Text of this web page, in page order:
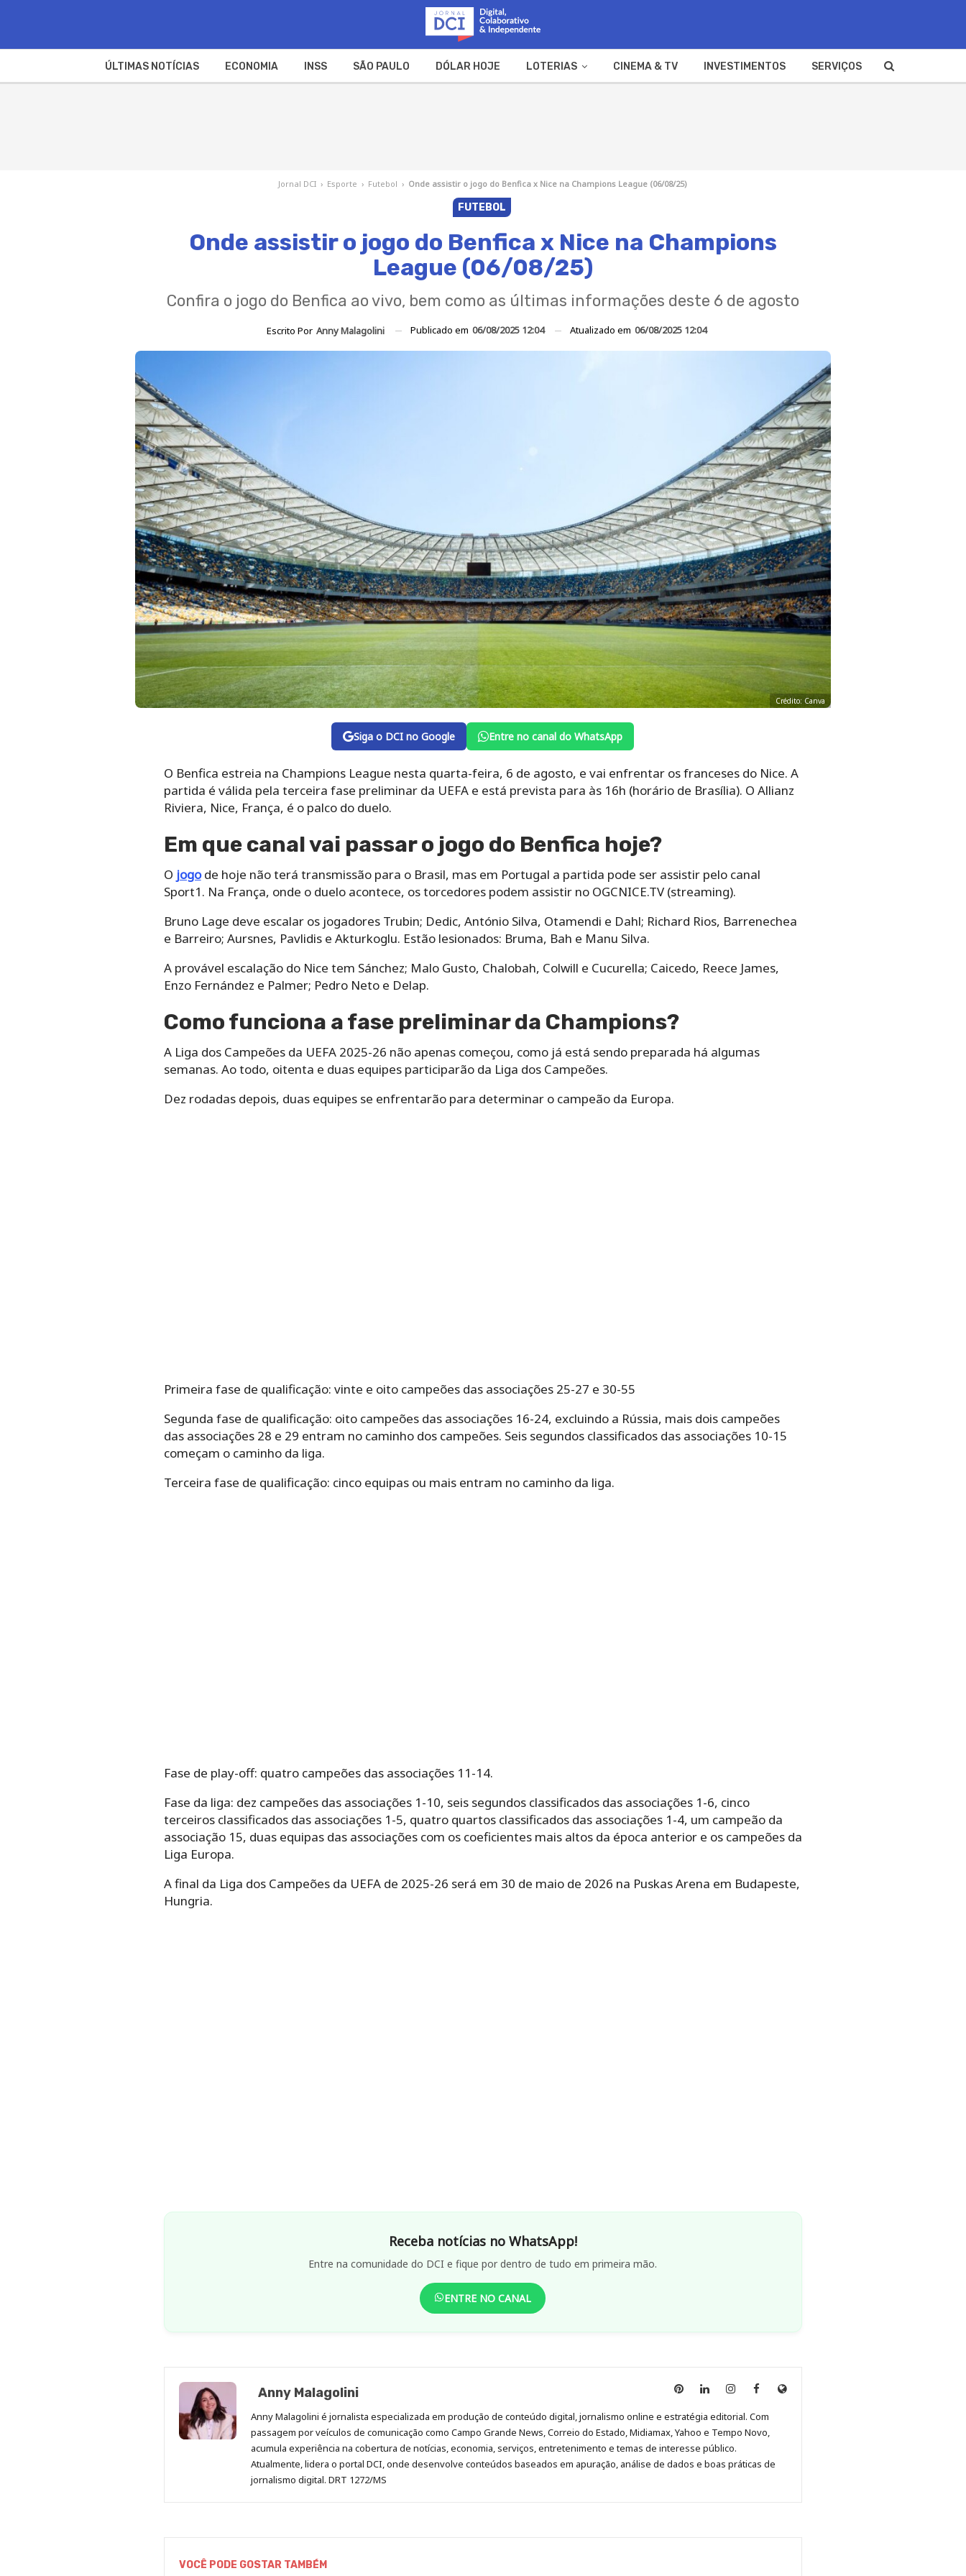
ÚLTIMAS NOTÍCIAS ECONOMIA INSS SÃO PAULO DÓLAR HOJE LOTERIAS CINEMA & TV INVESTIMENTOS SERVIÇOS
Jornal DCI › Esporte › Futebol › Onde assistir o jogo do Benfica x Nice na Champions League (06/08/25)
FUTEBOL
Onde assistir o jogo do Benfica x Nice na Champions
League (06/08/25)
Confira o jogo do Benfica ao vivo, bem como as últimas informações deste 6 de agosto
Escrito Por Anny Malagolini Publicado em 06/08/2025 12:04 Atualizado em 06/08/2025 12:04
Crédito: Canva
Siga o DCI no Google Entre no canal do WhatsApp
O Benfica estreia na Champions League nesta quarta-feira, 6 de agosto, e vai enfrentar os franceses do Nice. A
partida é válida pela terceira fase preliminar da UEFA e está prevista para às 16h (horário de Brasília). O Allianz
Riviera, Nice, França, é o palco do duelo.
Em que canal vai passar o jogo do Benfica hoje?
O jogode hoje não terá transmissão para o Brasil, mas em Portugal a partida pode ser assistir pelo canal
Sport1. Na França, onde o duelo acontece, os torcedores podem assistir no OGCNICE.TV (streaming).
Bruno Lage deve escalar os jogadores Trubin; Dedic, António Silva, Otamendi e Dahl; Richard Rios, Barrenechea
e Barreiro; Aursnes, Pavlidis e Akturkoglu. Estão lesionados: Bruma, Bah e Manu Silva.
A provável escalação do Nice tem Sánchez; Malo Gusto, Chalobah, Colwill e Cucurella; Caicedo, Reece James,
Enzo Fernández e Palmer; Pedro Neto e Delap.
Como funciona a fase preliminar da Champions?
A Liga dos Campeões da UEFA 2025-26 não apenas começou, como já está sendo preparada há algumas
semanas. Ao todo, oitenta e duas equipes participarão da Liga dos Campeões.
Dez rodadas depois, duas equipes se enfrentarão para determinar o campeão da Europa.
Primeira fase de qualificação: vinte e oito campeões das associações 25-27 e 30-55
Segunda fase de qualificação: oito campeões das associações 16-24, excluindo a Rússia, mais dois campeões
das associações 28 e 29 entram no caminho dos campeões. Seis segundos classificados das associações 10-15
começam o caminho da liga.
Terceira fase de qualificação: cinco equipas ou mais entram no caminho da liga.
Fase de play-off: quatro campeões das associações 11-14.
Fase da liga: dez campeões das associações 1-10, seis segundos classificados das associações 1-6, cinco
terceiros classificados das associações 1-5, quatro quartos classificados das associações 1-4, um campeão da
associação 15, duas equipas das associações com os coeficientes mais altos da época anterior e os campeões da
Liga Europa.
A final da Liga dos Campeões da UEFA de 2025-26 será em 30 de maio de 2026 na Puskas Arena em Budapeste,
Hungria.
Receba notícias no WhatsApp!
Entre na comunidade do DCI e fique por dentro de tudo em primeira mão.
ENTRE NO CANAL
Anny Malagolini
Anny
no
Pinterest
Anny
no
LinkedIn
Anny
no
Instagram
Anny
no
Facebook
Site
Anny Malagolini é jornalista especializada em produção de conteúdo digital, jornalismo online e estratégia editorial. Com
passagem por veículos de comunicação como Campo Grande News, Correio do Estado, Midiamax, Yahoo e Tempo Novo,
acumula experiência na cobertura de notícias, economia, serviços, entretenimento e temas de interesse público.
Atualmente, lidera o portal DCI, onde desenvolve conteúdos baseados em apuração, análise de dados e boas práticas de
jornalismo digital. DRT 1272/MS
VOCÊ PODE GOSTAR TAMBÉM